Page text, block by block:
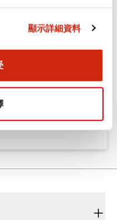
顯示詳細資料
準 技術文件